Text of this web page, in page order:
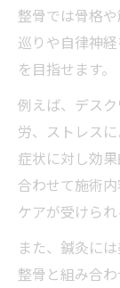
整骨では骨格
巡りや自律神
を目指せます。
例えば、デス
労、ストレス
症状に対し効
合わせて施術
ケアが受けられ
また、鍼灸に
整骨と組み合